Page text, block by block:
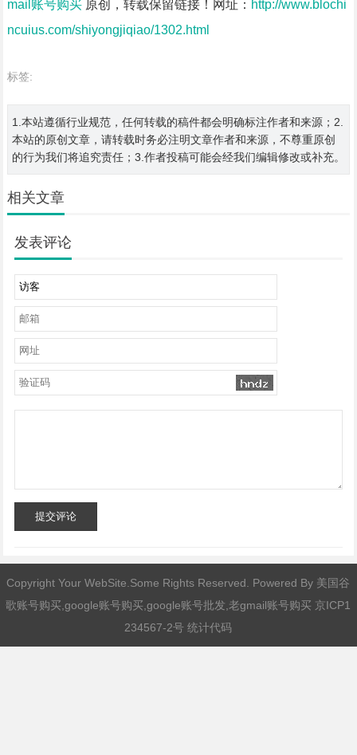
mail账号购买原创，转载保留链接！网址： http://www.blochi
ncuius.com/shiyongjiqiao/1302.html
标签:
1.本站遵循行业规范，任何转载的稿件都会明确标注作者和来源；2.
本站的原创文章，请转载时务必注明文章作者和来源，不尊重原创
的行为我们将追究责任；3.作者投稿可能会经我们编辑修改或补充。
相关文章
发表评论
提交评论
Copyright Your WebSite.Some Rights Reserved. Powered By 美国谷
歌账号购买,google账号购买,google账号批发,老gmail账号购买 京ICP1
234567-2号 统计代码